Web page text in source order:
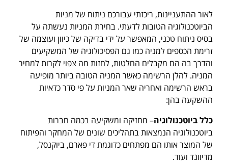
לאור ההתעניינות, ריכזתי עבורכם ניתוח של מניות
הביוטכנולוגיה הטובות לדעתי. בחירת המניות נעשתה על
בסיס ניתוח טכני, המאפשר על ידי בדיקה של כיוון ועוצמה של
זרימת הכספים למניה כמו גם הפסיכולוגיה של המשקיעים
והדרך בה הם מקבלים החלטות, לחזות מה צפוי לקרות למחיר
המניה. להלן הרשימה כאשר המניה הטובה ביותר מופיעה
בראש הרשימה ואחריה שאר המניות על פי סדר כדאיות
ההשקעה בהן:
כלל ביוטכנולוגיה– מחזיקה ומשקיעה בכמה חברות
ביוטכנולוגיה הנמצאות בתהליכים שונים של המחקר והפיתוח
של המוצר אותו הם מפתחים כדוגמת די פארם, ביוקנסל,
מדיוונד ועוד.